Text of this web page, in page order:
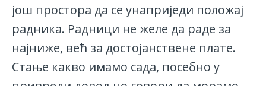
још простора да се унаприједи положај
радника. Радници не желе да раде за
најниже, већ за достојанствене плате.
Стање какво имамо сада, посебно у